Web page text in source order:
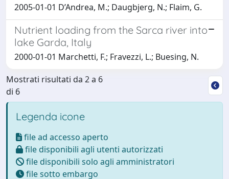
2005-01-01 D’Andrea, M.; Daugbjerg, N.; Flaim, G.
Nutrient loading from the Sarca river into
lake Garda, Italy
2000-01-01 Marchetti, F.; Fravezzi, L.; Buesing, N.
Mostrati risultati da 2 a 6
di 6
Legenda icone
file ad accesso aperto
file disponibili agli utenti autorizzati
file disponibili solo agli amministratori
file sotto embargo